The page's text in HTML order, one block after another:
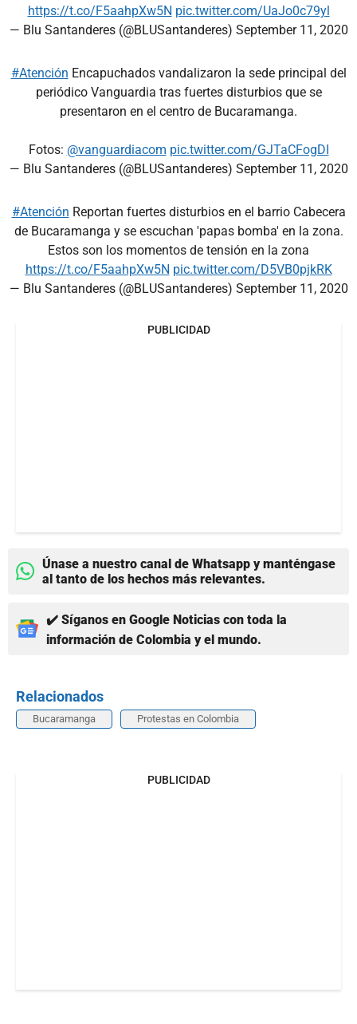
https://t.co/F5aahpXw5N pic.twitter.com/UaJo0c79yl
— Blu Santanderes (@BLUSantanderes) September 11, 2020
#Atención Encapuchados vandalizaron la sede principal del
periódico Vanguardia tras fuertes disturbios que se
presentaron en el centro de Bucaramanga.
Fotos: @vanguardiacom pic.twitter.com/GJTaCFogDI
— Blu Santanderes (@BLUSantanderes) September 11, 2020
#Atención Reportan fuertes disturbios en el barrio Cabecera
de Bucaramanga y se escuchan 'papas bomba' en la zona.
Estos son los momentos de tensión en la zona
https://t.co/F5aahpXw5N pic.twitter.com/D5VB0pjkRK
— Blu Santanderes (@BLUSantanderes) September 11, 2020
PUBLICIDAD
Únase a nuestro canal de Whatsapp y manténgase
al tanto de los hechos más relevantes.
✔️ Síganos en Google Noticias con toda la
información de Colombia y el mundo.
Relacionados
Bucaramanga Protestas en Colombia
PUBLICIDAD